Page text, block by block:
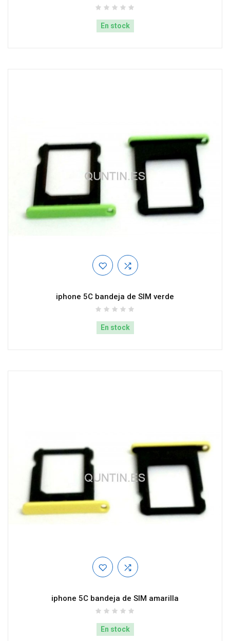
En stock
iphone 5C bandeja de SIM verde
En stock
iphone 5C bandeja de SIM amarilla
En stock